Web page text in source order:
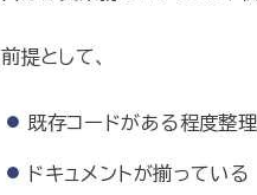
前提として、
既存コードがある程度整
ドキュメントが揃っている